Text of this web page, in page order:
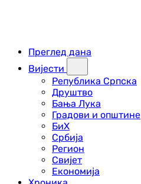
Преглед дана
Вијести
Република Српска
Друштво
Бања Лука
Градови и општине
БиХ
Србија
Регион
Свијет
Економија